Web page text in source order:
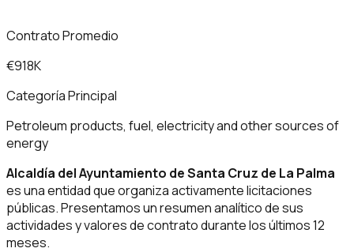
Contrato Promedio
€918K
Categoría Principal
Petroleum products, fuel, electricity and other sources of
energy
Alcaldía del Ayuntamiento de Santa Cruz de La Palma
es una entidad que organiza activamente licitaciones
públicas. Presentamos un resumen analítico de sus
actividades y valores de contrato durante los últimos 12
meses.